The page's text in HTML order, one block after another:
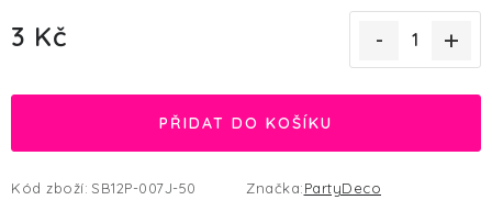
3 Kč
PŘIDAT DO KOŠÍKU
Kód zboží: SB12P-007J-50 Značka:PartyDeco